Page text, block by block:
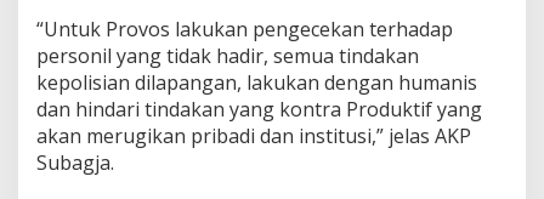
“Untuk Provos lakukan pengecekan terhadap
personil yang tidak hadir, semua tindakan
kepolisian dilapangan, lakukan dengan humanis
dan hindari tindakan yang kontra Produktif yang
akan merugikan pribadi dan institusi,” jelas AKP
Subagja.